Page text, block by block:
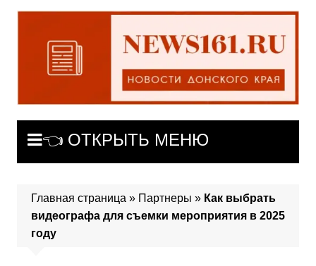
Перейти
содержимому
👈 ОТКРЫТЬ МЕНЮ
Главная страница » Партнеры » Как выбрать
видеографа для съемки мероприятия в 2025
году